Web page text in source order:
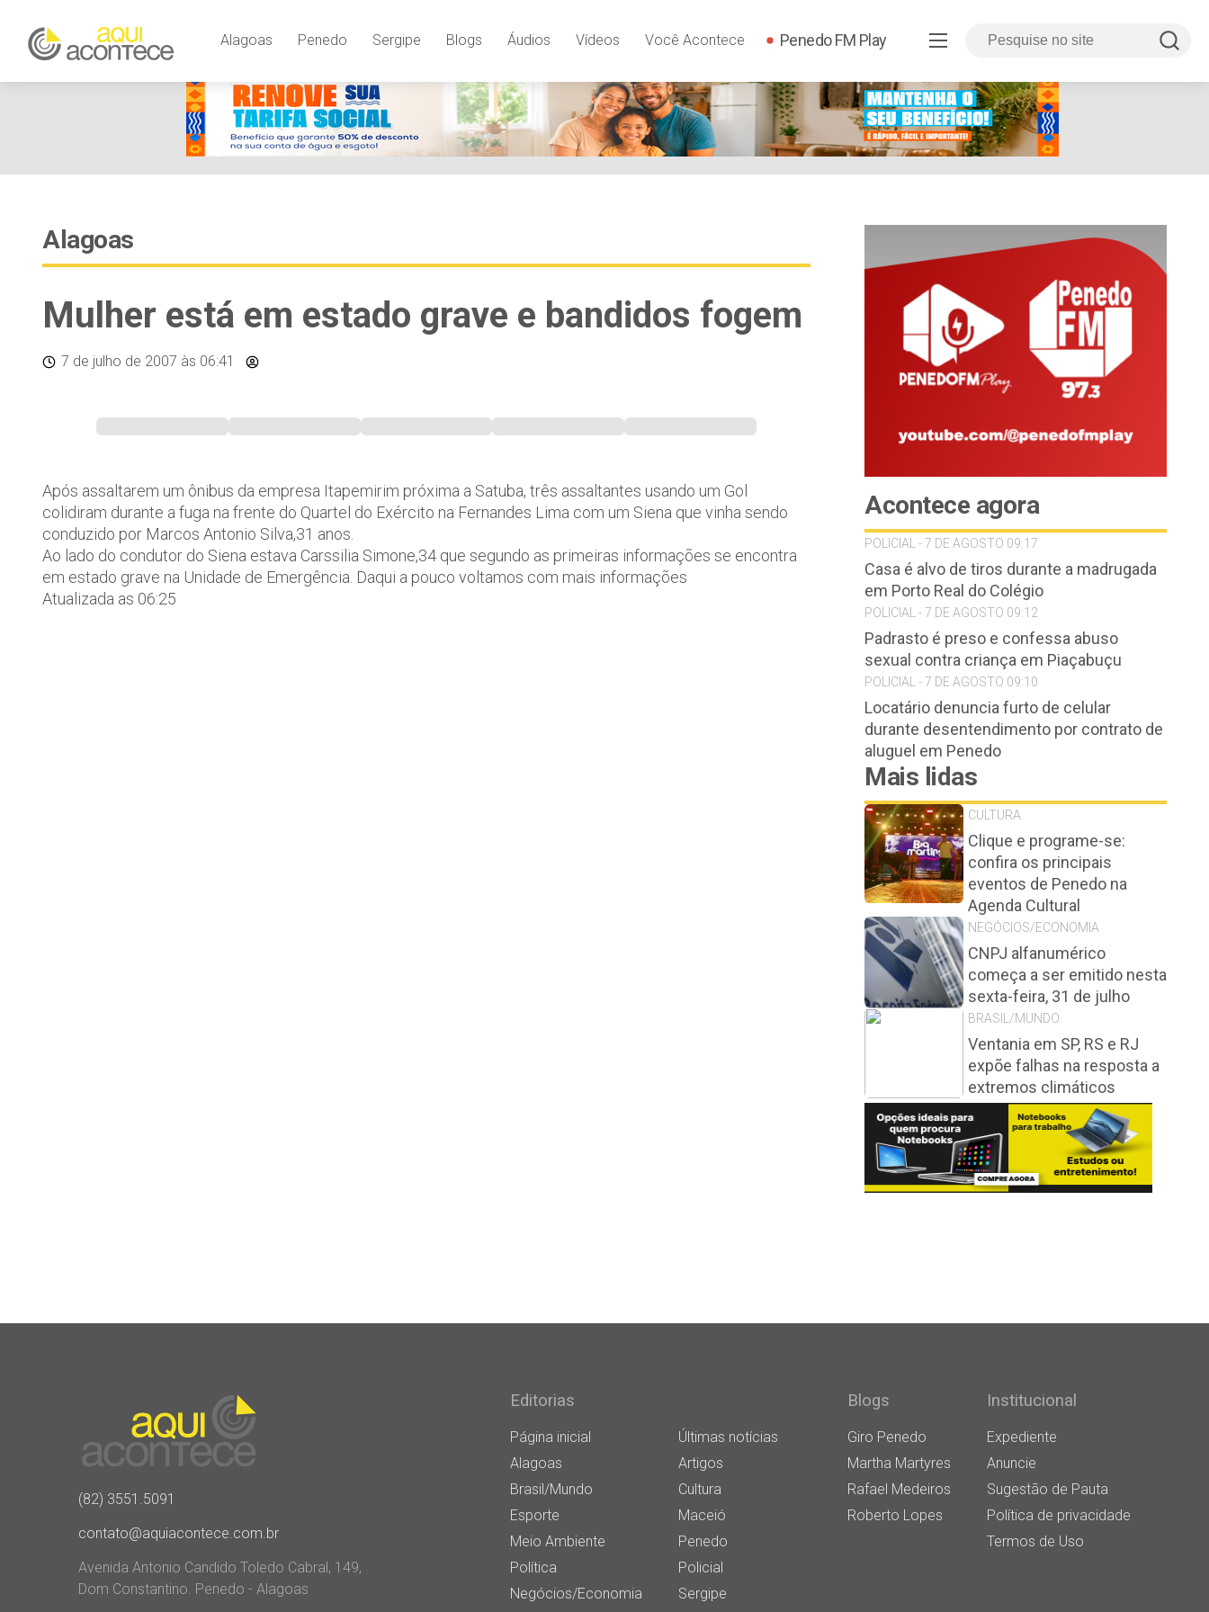
Alagoas Penedo Sergipe Blogs Áudios Vídeos Você Acontece Penedo FM Play
Alagoas
Mulher está em estado grave e bandidos fogem
7 de julho de 2007 às 06:41
Após assaltarem um ônibus da empresa Itapemirim próxima a Satuba, três assaltantes usando um Gol
colidiram durante a fuga na frente do Quartel do Exército na Fernandes Lima com um Siena que vinha sendo
conduzido por Marcos Antonio Silva,31 anos.
Ao lado do condutor do Siena estava Carssilia Simone,34 que segundo as primeiras informações se encontra
em estado grave na Unidade de Emergência. Daqui a pouco voltamos com mais informações
Atualizada as 06:25
Acontece agora
POLICIAL - 7 DE AGOSTO 09:17
Casa é alvo de tiros durante a madrugada
em Porto Real do Colégio
POLICIAL - 7 DE AGOSTO 09:12
Padrasto é preso e confessa abuso
sexual contra criança em Piaçabuçu
POLICIAL - 7 DE AGOSTO 09:10
Locatário denuncia furto de celular
durante desentendimento por contrato de
aluguel em Penedo
Mais lidas
CULTURA
Clique e programe-se:
confira os principais
eventos de Penedo na
Agenda Cultural
NEGÓCIOS/ECONOMIA
CNPJ alfanumérico
começa a ser emitido nesta
sexta-feira, 31 de julho
BRASIL/MUNDO
Ventania em SP, RS e RJ
expõe falhas na resposta a
extremos climáticos
(82) 3551.5091
contato@aquiacontece.com.br
Avenida Antonio Candido Toledo Cabral, 149,
Dom Constantino. Penedo - Alagoas
Editorias
Página inicial
Últimas notícias
Alagoas
Artigos
Brasil/Mundo
Cultura
Esporte
Maceió
Meio Ambiente
Penedo
Política
Policial
Negócios/Economia
Sergipe
Blogs
Giro Penedo
Martha Martyres
Rafael Medeiros
Roberto Lopes
Institucional
Expediente
Anuncie
Sugestão de Pauta
Política de privacidade
Termos de Uso